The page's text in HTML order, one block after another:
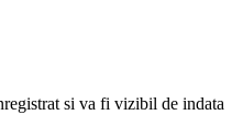
si va fi vizibil de indata